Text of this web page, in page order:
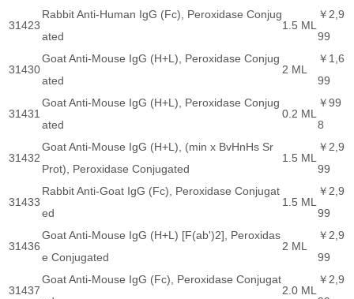
31423
Rabbit Anti-Human IgG (Fc), Peroxidase Conjug
ated
1.5 ML
￥2,9
99
31430
Goat Anti-Mouse IgG (H+L), Peroxidase Conjug
ated
2 ML
￥1,6
99
31431
Goat Anti-Mouse IgG (H+L), Peroxidase Conjug
ated
0.2 ML
￥99
8
31432
Goat Anti-Mouse IgG (H+L), (min x BvHnHs Sr
Prot), Peroxidase Conjugated
1.5 ML
￥2,9
99
31433
Rabbit Anti-Goat IgG (Fc), Peroxidase Conjugat
ed
1.5 ML
￥2,9
99
31436
Goat Anti-Mouse IgG (H+L) [F(ab')2], Peroxidas
e Conjugated
2 ML
￥2,9
99
31437
Goat Anti-Mouse IgG (Fc), Peroxidase Conjugat
2.0 ML
￥2,9